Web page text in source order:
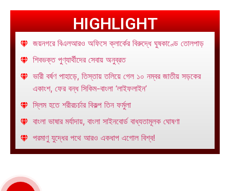
HIGHLIGHT
জয়নগরে বিএলআরও অফিসে ক্লার্কের বিরুদ্ধে ঘুষকাণ্ডে তোলপাড়
শিবভক্ত পুণ্যার্থীদের সেবায় অনুব্রত
ভারী বর্ষণ পাহাড়ে, তিস্তায় তলিয়ে গেল ১০ নম্বর জাতীয় সড়কের
একাংশ, ফের বন্ধ সিকিম-বাংলা ‘লাইফলাইন’
স্লিম হতে শরীরচর্চার বিকল্প তিন ফর্মুলা
বাংলা ভাষার মর্যাদায়, বাংলা সাইনবোর্ড বাধ্যতামূলক ঘোষণা
পরমাণু যুদ্ধের পথে আরও একধাপ এগোল বিশ্ব!